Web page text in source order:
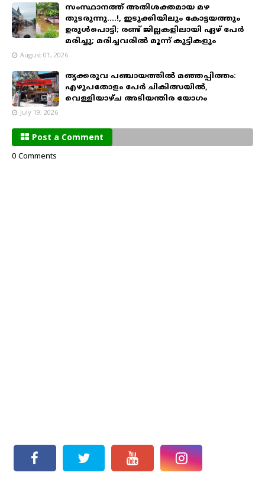
സംസ്ഥാനത്ത് അതിശക്തമായ മഴ
തുടരുന്നു....!, ഇടുക്കിയിലും കോട്ടയത്തും
ഉരുൾപൊട്ടി; രണ്ട് ജില്ലകളിലായി ഏഴ് പേർ
മരിച്ചു; മരിച്ചവരിൽ മൂന്ന് കുട്ടികളും
August 01, 2026
തൃക്കരുവ പഞ്ചായത്തിൽ മഞ്ഞപ്പിത്തം:
എഴുപതോളം പേർ ചികിത്സയിൽ,
വെള്ളിയാഴ്ച അടിയന്തിര യോഗം
July 19, 2026
Post a Comment
0 Comments